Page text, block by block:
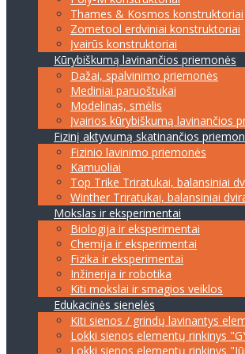
Thames & Kosmos konstruktoriai
Zometool erdviniai konstruktoriai
Įvairūs konstruktoriai
Kūrybiškumą lavinančios priemonės
Dažai, spalvinimo priemonės
Mediniai paruoštukai
Modelinas, smėlis
Įvairios kūrybiškumą lavinančios
Fizinį aktyvumą skatinančios
Fizinio lavinimo priemonės
Kamuoliai
Top Trike Triratukai, balansiniai
Winther Triratukai, balansiniai
Mokslas ir eksperimentai
Biologija ir eksperimentai
Chemija ir eksperimentai
Fizika ir eksperimentai
Inžinerija ir robotika
Kiti mokslai ir smagios veiklos
Edukacinės sienelės
Kiti sienos / grindų lavinantys
Lokki sienos elementų rinkinys
Lokki sienos elementų rinkinys